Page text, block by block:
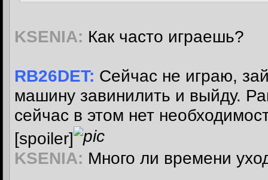
KSENIA: Как часто играешь?
RB26DET: Сейчас не играю,
машину завинилить и выйду.
сейчас в этом нет
[spoiler]
KSENIA: Много ли времени